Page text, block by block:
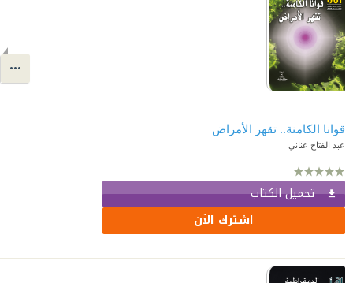
قوانا الكامنة.. تقهر الأمراض
عبد الفتاح عناني
تحميل الكتاب
اشترك الآن